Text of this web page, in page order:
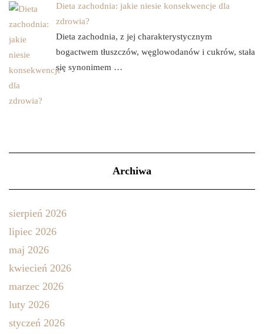
Dieta zachodnia: jakie niesie konsekwencje dla
zdrowia?
Dieta zachodnia, z jej charakterystycznym
bogactwem tłuszczów, węglowodanów i cukrów, stała
się synonimem …
Archiwa
sierpień 2026
lipiec 2026
maj 2026
kwiecień 2026
marzec 2026
luty 2026
styczeń 2026